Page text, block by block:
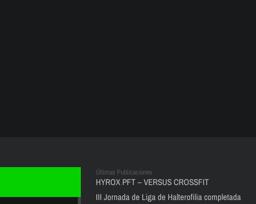
Últimas Publicaciones
HYROX PFT – VERSUS CROSSFIT
III Jornada de Liga de Halterofilia completada